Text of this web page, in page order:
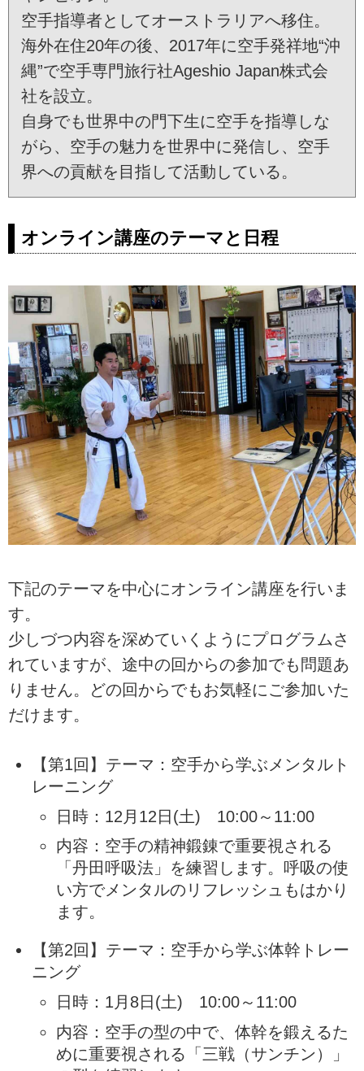
空手指導者としてオーストラリアへ移住。
海外在住20年の後、2017年に空手発祥地“沖
縄”で空手専門旅行社Ageshio Japan株式会
社を設立。
自身でも世界中の門下生に空手を指導しな
がら、空手の魅力を世界中に発信し、空手
界への貢献を目指して活動している。
オンライン講座のテーマと日程
下記のテーマを中心にオンライン講座を行いま
す。
少しづつ内容を深めていくようにプログラムさ
れていますが、途中の回からの参加でも問題あ
りません。どの回からでもお気軽にご参加いた
だけます。
【第1回】テーマ：空手から学ぶメンタルト
レーニング
日時：12月12日(土) 10:00～11:00
内容：空手の精神鍛錬で重要視される
「丹田呼吸法」を練習します。呼吸の使
い方でメンタルのリフレッシュもはかり
ます。
【第2回】テーマ：空手から学ぶ体幹トレー
ニング
日時：1月8日(土) 10:00～11:00
内容：空手の型の中で、体幹を鍛えるた
めに重要視される「三戦（サンチン）」